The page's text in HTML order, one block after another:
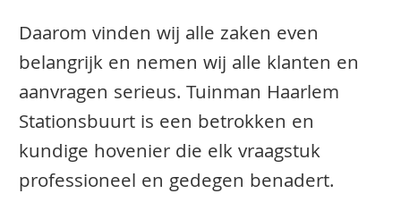
Daarom vinden wij alle zaken even
belangrijk en nemen wij alle klanten en
aanvragen serieus. Tuinman Haarlem
Stationsbuurt is een betrokken en
kundige hovenier die elk vraagstuk
professioneel en gedegen benadert.